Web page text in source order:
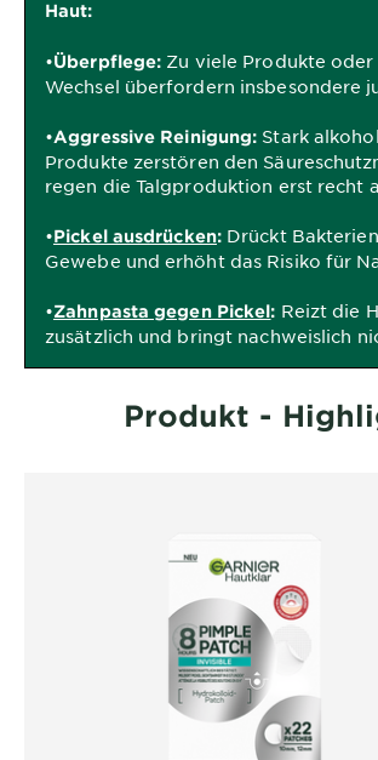
Haut:
•Überpflege: Zu viele Produkte
Wechsel überfordern insbesondere
•Aggressive Reinigung: Stark
Produkte zerstören den
regen die Talgproduktion erst recht
•Pickel ausdrücken:Drückt
Gewebe und erhöht das Risiko für
•Zahnpasta gegen Pickel: Reizt die
zusätzlich und bringt nachweislich
Produkt -